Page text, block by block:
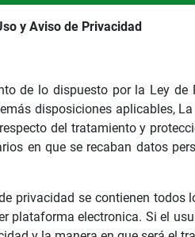
y Aviso de Privacidad
de lo dispuesto por la Ley de
disposiciones aplicables,
del tratamiento y
en que se recaban datos
privacidad se contienen
plataforma electronica. Si el